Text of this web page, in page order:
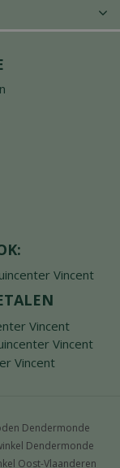
Dendermonde
Dendermonde
Oost-Vlaanderen